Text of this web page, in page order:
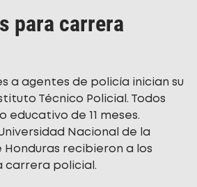
para carrera
a agentes de policía inician su
Técnico Policial. Todos
educativo de 11 meses.
Nacional de la
Honduras recibieron a los
carrera policial.